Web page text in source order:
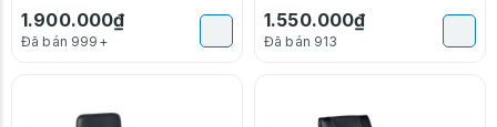
1.900.000₫
Đã bán 999+
1.550.000₫
Đã bán 913